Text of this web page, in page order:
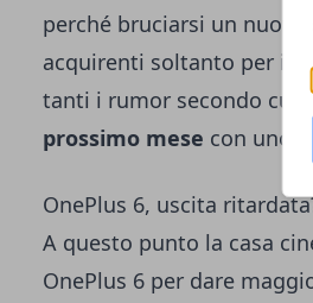
perché bruciarsi un
acquirenti soltanto per
tanti i rumor secondo cui
prossimo mese con uno
OnePlus 6, uscita
A questo punto la casa
OnePlus 6 per dare